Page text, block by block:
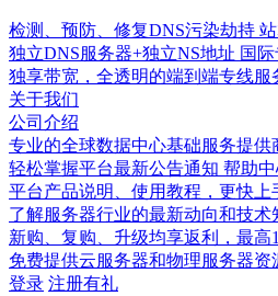
检测、预防、修复DNS污染劫持
独立DNS服务器+独立NS地址 国
独享带宽，全透明的端到端专线服
关于我们
公司介绍
专业的全球数据中心基础服务提供
轻松掌握平台最新公告通知 帮助
平台产品说明、使用教程，更快上
了解服务器行业的最新动向和技术
新购、复购、升级均享返利，最高
免费提供云服务器和物理服务器资
登录 注册有礼